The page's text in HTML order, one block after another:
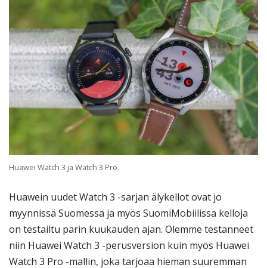
Huawei Watch 3 ja Watch 3 Pro.
Huawein uudet Watch 3 -sarjan älykellot ovat jo
myynnissä Suomessa ja myös SuomiMobiilissa kelloja
on testailtu parin kuukauden ajan. Olemme testanneet
niin Huawei Watch 3 -perusversion kuin myös Huawei
Watch 3 Pro -mallin, joka tarjoaa hieman suuremman